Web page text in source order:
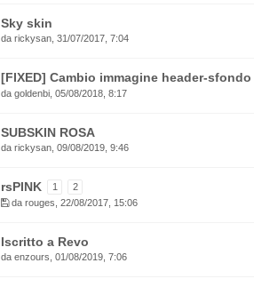
Sky skin
da rickysan , 31/07/2017, 7:04
[FIXED] Cambio immagine header-sfondo
da goldenbi , 05/08/2018, 8:17
SUBSKIN ROSA
da rickysan , 09/08/2019, 9:46
rsPINK 1
2
da rouges , 22/08/2017, 15:06
Iscritto a Revo
da enzours , 01/08/2019, 7:06